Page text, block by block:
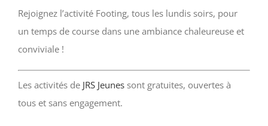
Rejoignez l’activité Footing, tous les lundis soirs, pour
un temps de course dans une ambiance chaleureuse et
conviviale !
Les activités de JRS Jeunes sont gratuites, ouvertes à
tous et sans engagement.